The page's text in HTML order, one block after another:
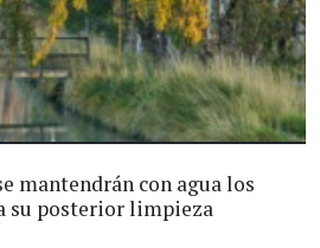
mantendrán con agua los
su posterior limpieza